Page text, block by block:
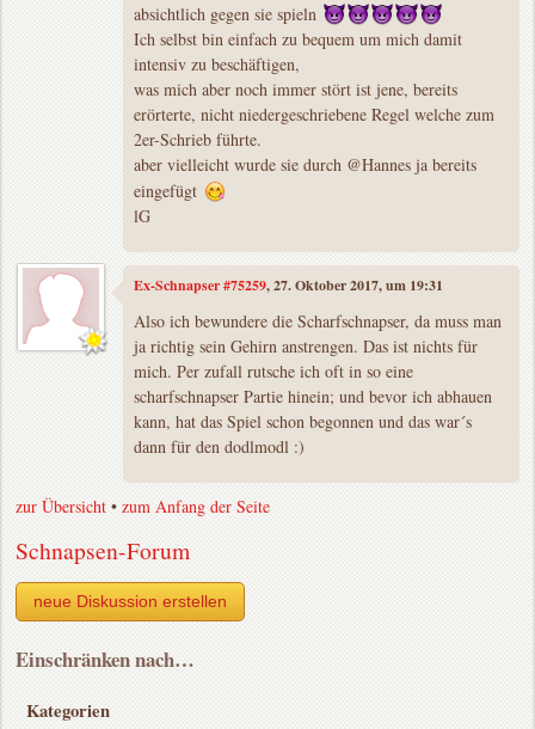
absichtlich gegen sie spieln
Ich selbst bin einfach zu bequem um mich damit
intensiv zu beschäftigen,
was mich aber noch immer stört ist jene, bereits
erörterte, nicht niedergeschriebene Regel welche zum
2er-Schrieb führte.
aber vielleicht wurde sie durch @Hannes ja bereits
eingefügt
lG
Ex-Schnapser #75259, 27. Oktober 2017, um 19:31
Also ich bewundere die Scharfschnapser, da muss man
ja richtig sein Gehirn anstrengen. Das ist nichts für
mich. Per zufall rutsche ich oft in so eine
scharfschnapser Partie hinein; und bevor ich abhauen
kann, hat das Spiel schon begonnen und das war´s
dann für den dodlmodl :)
zur Übersicht •zum Anfang der Seite
Schnapsen-Forum
neue Diskussion erstellen
Einschränken nach…
Kategorien